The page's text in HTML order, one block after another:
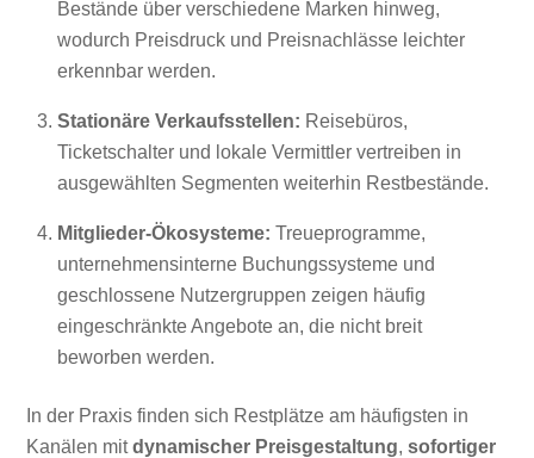
Bestände über verschiedene Marken hinweg,
wodurch Preisdruck und Preisnachlässe leichter
erkennbar werden.
Stationäre Verkaufsstellen: Reisebüros,
Ticketschalter und lokale Vermittler vertreiben in
ausgewählten Segmenten weiterhin Restbestände.
Mitglieder-Ökosysteme: Treueprogramme,
unternehmensinterne Buchungssysteme und
geschlossene Nutzergruppen zeigen häufig
eingeschränkte Angebote an, die nicht breit
beworben werden.
In der Praxis finden sich Restplätze am häufigsten in
Kanälen mitdynamischer Preisgestaltung,sofortiger